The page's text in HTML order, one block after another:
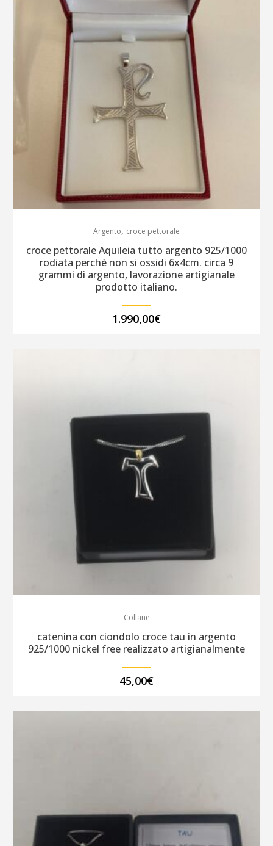
Argento, croce pettorale
croce pettorale Aquileia tutto argento 925/1000
rodiata perchè non si ossidi 6x4cm. circa 9
grammi di argento, lavorazione artigianale
prodotto italiano.
1.990,00€
Collane
catenina con ciondolo croce tau in argento
925/1000 nickel free realizzato artigianalmente
45,00€